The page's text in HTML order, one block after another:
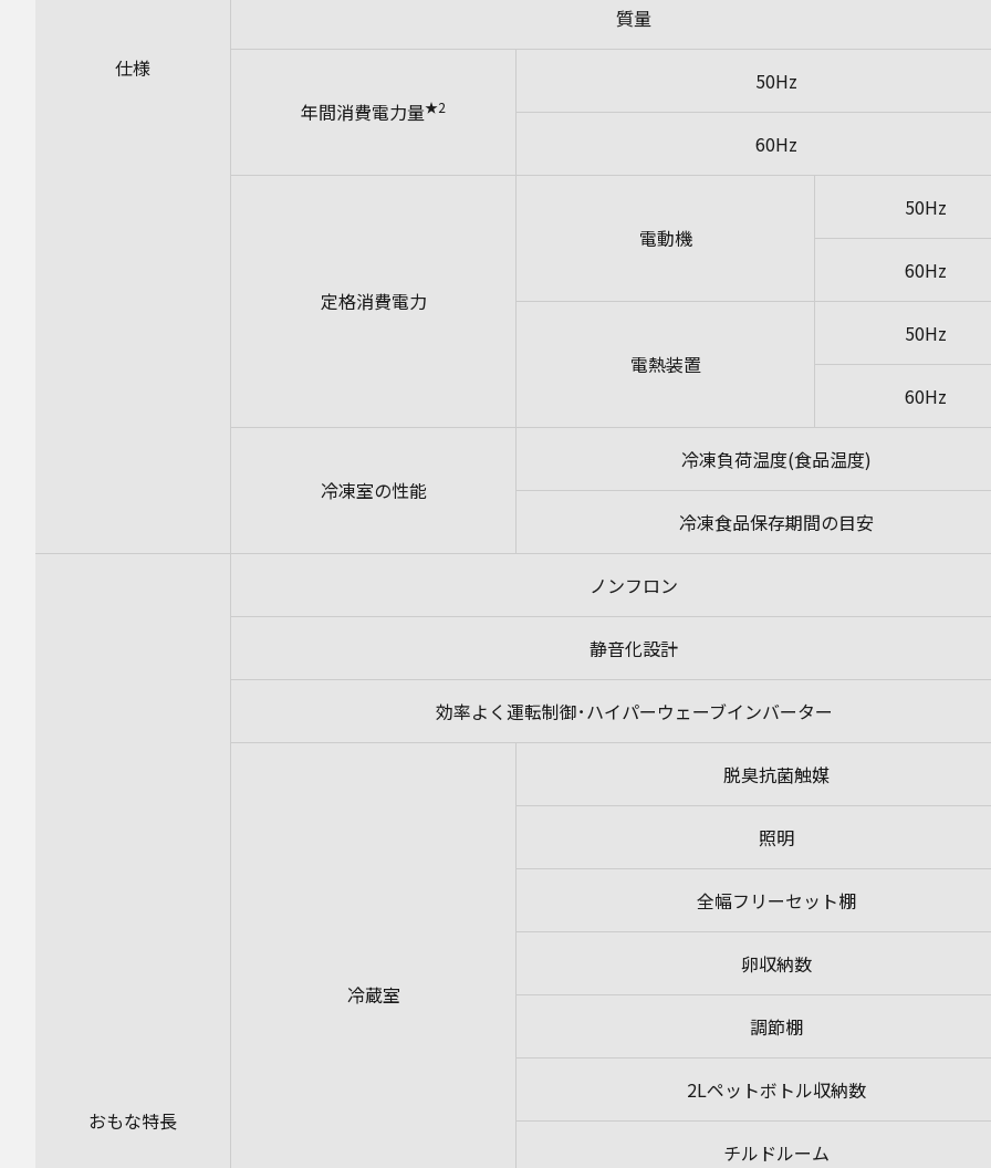
仕様
質量
年間消費電力量★2
50Hz
60Hz
定格消費電力
電動機
50Hz
60Hz
電熱装置
50Hz
60Hz
冷凍室の性能
冷凍負荷温度(食品温度)
冷凍食品保存期間の目安
おもな特長
ノンフロン
静音化設計
効率よく運転制御･ハイパーウェーブインバーター
冷蔵室
脱臭抗菌触媒
照明
全幅フリーセット棚
卵収納数
調節棚
2Lペットボトル収納数
チルドルーム